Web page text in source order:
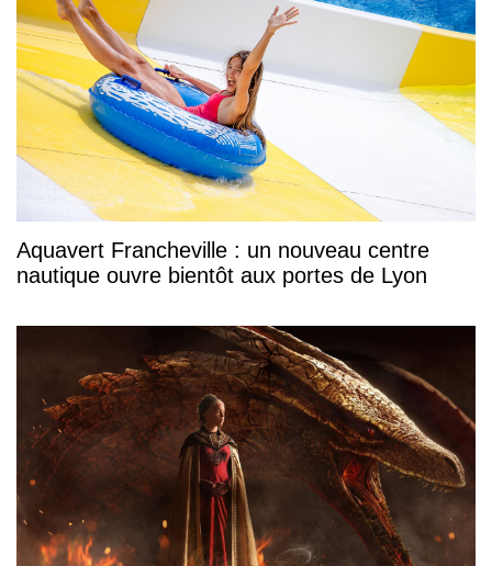
Aquavert Francheville : un nouveau centre
nautique ouvre bientôt aux portes de Lyon